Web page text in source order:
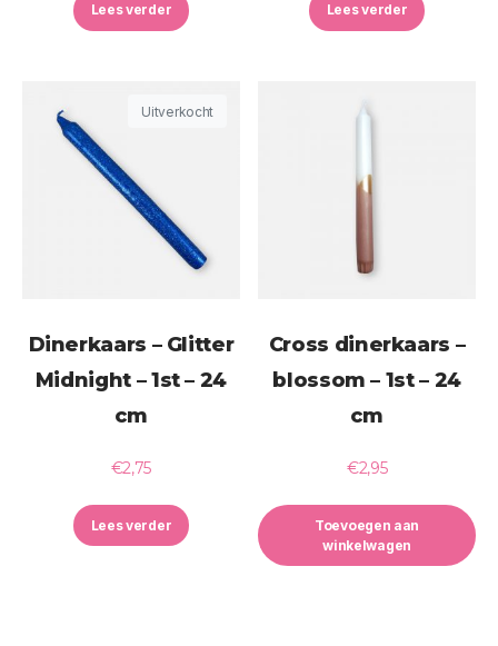
Lees verder Lees verder
Uitverkocht
Dinerkaars – Glitter
Midnight – 1st – 24
cm
€2,75
Lees verder
Cross dinerkaars –
blossom – 1st – 24
cm
€2,95
Toevoegen aan
winkelwagen